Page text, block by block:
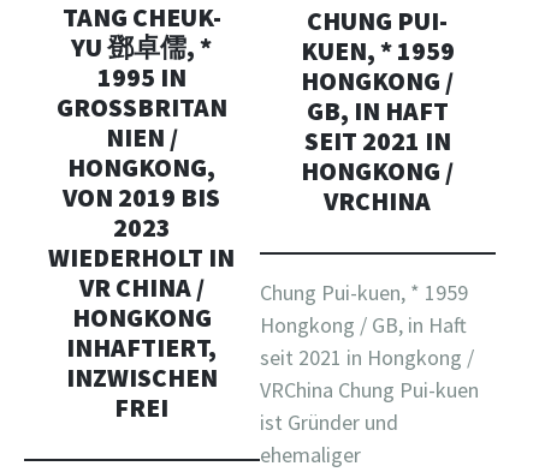
TANG CHEUK-
YU 鄧卓儒, *
1995 IN
GROSSBRITANN
IEN / H
ONGKONG, V
ON 2019 BIS 2
023 W
IEDERHOLT IN V
R CHINA / H
ONGKONG I
NHAFTIERT, I
NZWISCHEN F
REI
CHUNG PUI-
KUEN, * 1959
HONGKONG /
GB, IN HAFT
SEIT 2021 IN
HONGKONG /
VRCHINA
Chung Pui-kuen, * 1959
Hongkong / GB, in Haft
seit 2021 in Hongkong /
VRChina Chung Pui-kuen
ist Gründer und
ehemaliger